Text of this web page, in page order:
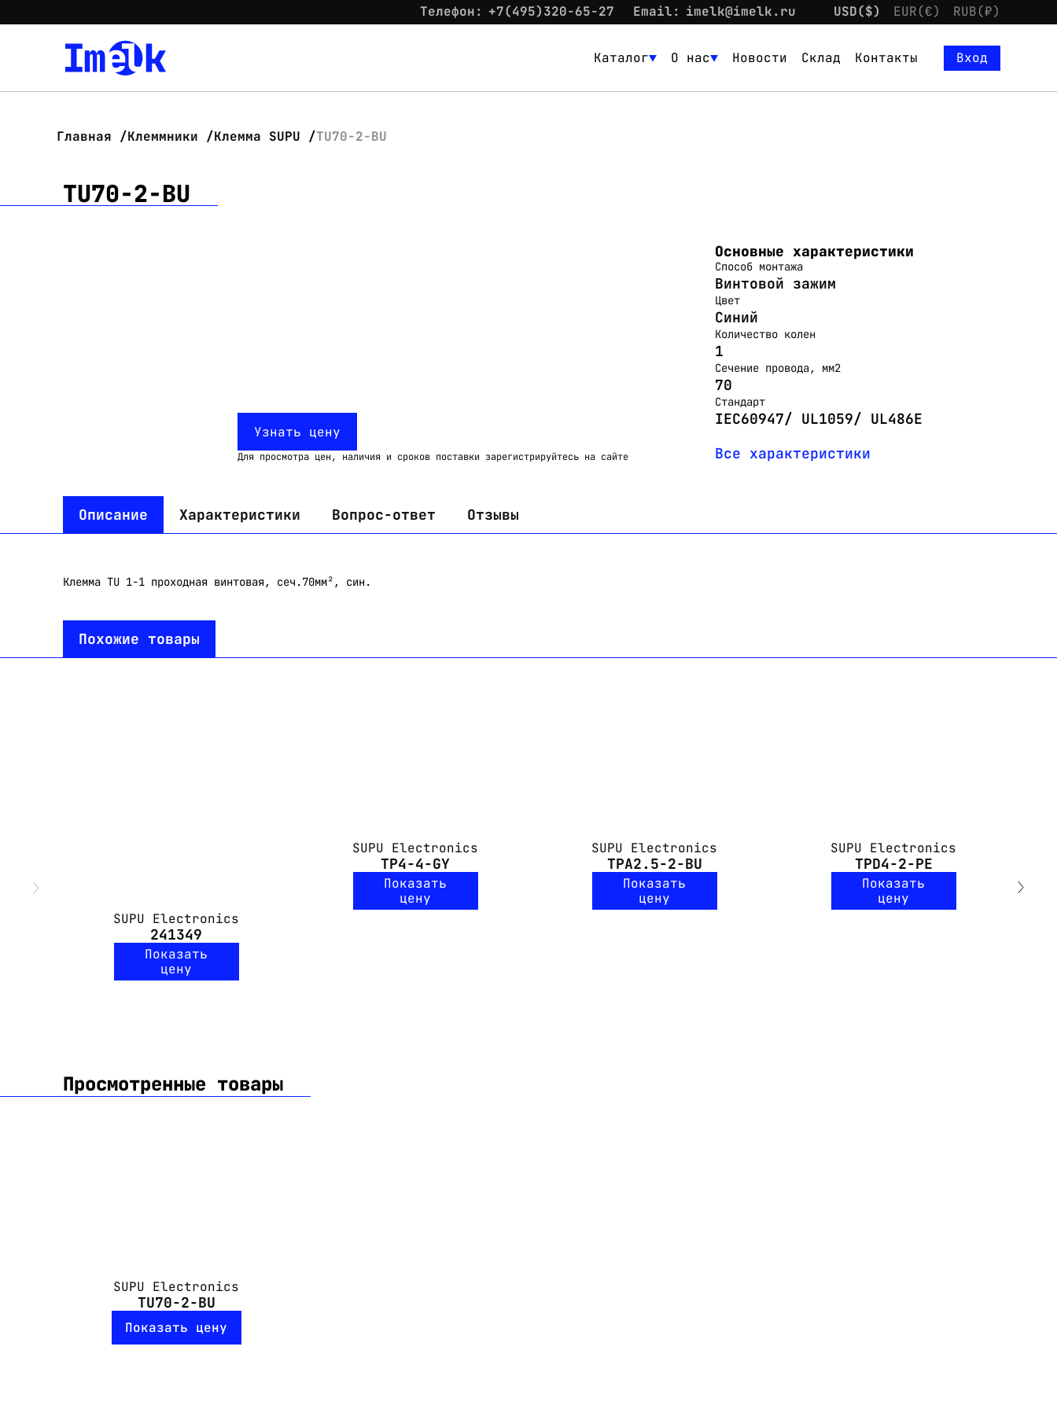
Телефон: +7(495)320-65-27 Email: imelk@imelk.ru USD($) EUR(€) RUB(₽)
Каталог О нас Новости Склад Контакты
Вход
Главная Клеммники Клемма SUPU TU70-2-BU
TU70-2-BU
Узнать цену
Для просмотра цен, наличия и сроков поставки зарегистрируйтесь на сайте
Основные характеристики
Способ монтажа
Винтовой зажим
Цвет
Синий
Количество колен
1
Сечение провода, мм2
70
Стандарт
IEC60947/ UL1059/ UL486E
Все характеристики
Описание Характеристики Вопрос-ответ Отзывы
Клемма TU 1-1 проходная винтовая, сеч.70мм², син.
Похожие товары
SUPU Electronics
241349
Показать
цену
SUPU Electronics
TP4-4-GY
Показать
цену
SUPU Electronics
TPA2.5-2-BU
Показать
цену
SUPU Electronics
TPD4-2-PE
Показать
цену
Просмотренные товары
SUPU Electronics
TU70-2-BU
Показать цену